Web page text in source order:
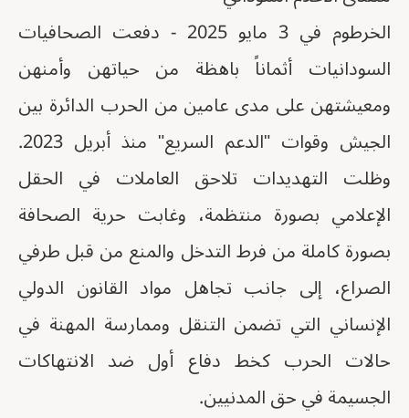
الخرطوم في 3 مايو 2025 - دفعت الصحافيات
السودانيات أثماناً باهظة من حياتهن وأمنهن
ومعيشتهن على مدى عامين من الحرب الدائرة بين
الجيش وقوات "الدعم السريع" منذ أبريل 2023.
وظلت التهديدات تلاحق العاملات في الحقل
الإعلامي بصورة منتظمة، وغابت حرية الصحافة
بصورة كاملة من فرط التدخل والمنع من قبل طرفي
الصراع، إلى جانب تجاهل مواد القانون الدولي
الإنساني التي تضمن التنقل وممارسة المهنة في
حالات الحرب كخط دفاع أول ضد الانتهاكات
الجسيمة في حق المدنيين.